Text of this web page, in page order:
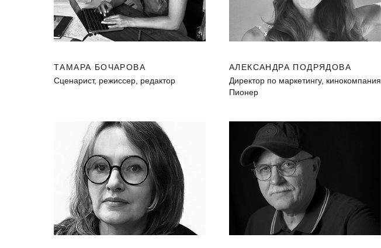
ТАМАРА БОЧАРОВА
Сценарист, режиссер, редактор
АЛЕКСАНДРА ПОДРЯДОВА
Директор по маркетингу, кинокомпания
Пионер